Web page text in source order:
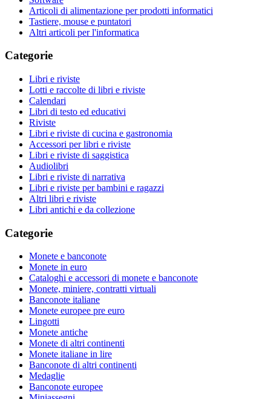
Articoli di alimentazione per prodotti informatici
Tastiere, mouse e puntatori
Altri articoli per l'informatica
Categorie
Libri e riviste
Lotti e raccolte di libri e riviste
Calendari
Libri di testo ed educativi
Riviste
Libri e riviste di cucina e gastronomia
Accessori per libri e riviste
Libri e riviste di saggistica
Audiolibri
Libri e riviste di narrativa
Libri e riviste per bambini e ragazzi
Altri libri e riviste
Libri antichi e da collezione
Categorie
Monete e banconote
Monete in euro
Cataloghi e accessori di monete e banconote
Monete, miniere, contratti virtuali
Banconote italiane
Monete europee pre euro
Lingotti
Monete antiche
Monete di altri continenti
Monete italiane in lire
Banconote di altri continenti
Medaglie
Banconote europee